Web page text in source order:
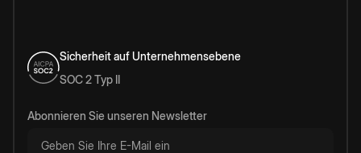
Sicherheit auf Unternehmensebene
SOC 2 Typ II
Abonnieren Sie unseren Newsletter